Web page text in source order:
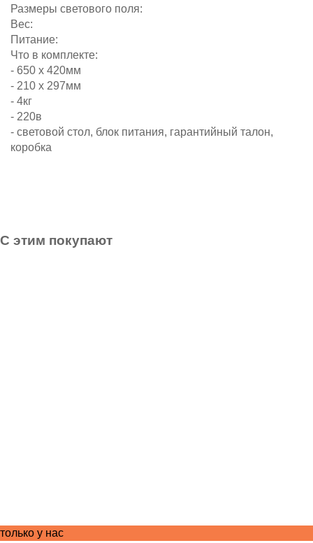
Размеры светового поля:
Вес:
Питание:
Что в комплекте:
- 650 х 420мм
- 210 х 297мм
- 4кг
- 220в
- световой стол, блок питания, гарантийный талон,
коробка
С этим покупают
только у нас